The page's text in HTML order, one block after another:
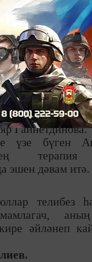
язмышын
белән
Рамилә дә
укып
- ди
Гайнетдинова.
үзе бүген
эшен дәвам итә.
телибез
әйләнеп